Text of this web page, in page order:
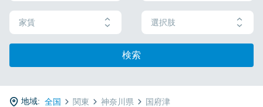
家賃 選択肢
検索
地域: 全国 関東 神奈川県 国府津